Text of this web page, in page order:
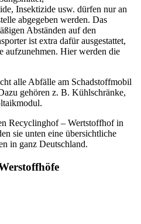
Insektizide usw. dürfen nur an
abgegeben werden. Das
Abständen auf den
ist extra dafür ausgestattet,
aufzunehmen. Hier werden die
alle Abfälle am Schadstoffmobil
gehören z. B. Kühlschränke,
Recyclinghof – Wertstoffhof in
sie unten eine übersichtliche
in ganz Deutschland.